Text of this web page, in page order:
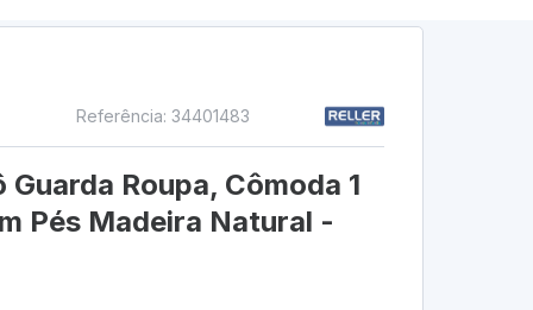
Referência: 34401483
Roupa, Cômoda 1
Pés Madeira Natural -